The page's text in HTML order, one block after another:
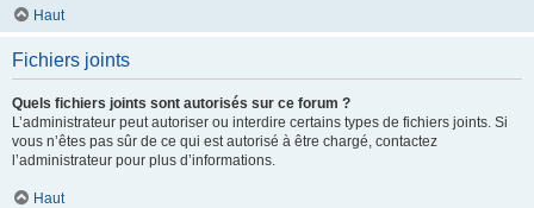
Haut
Fichiers joints
Quels fichiers joints sont autorisés sur ce forum ?
L’administrateur peut autoriser ou interdire certains types de fichiers joints. Si
vous n’êtes pas sûr de ce qui est autorisé à être chargé, contactez
l’administrateur pour plus d’informations.
Haut